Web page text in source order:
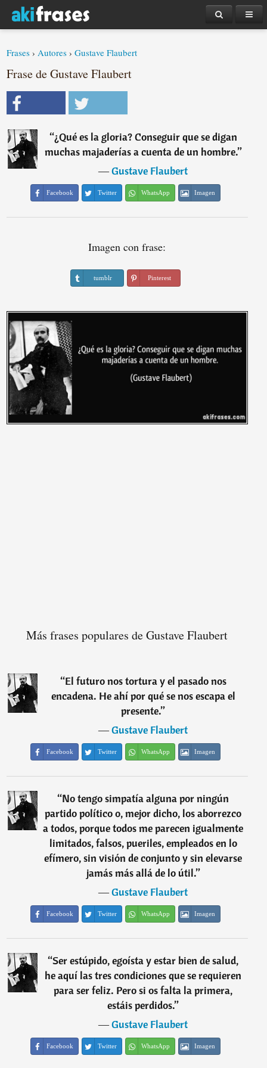
Frases ›Autores ›Gustave Flaubert
Frase de Gustave Flaubert
“¿Qué es la gloria? Conseguir que se digan
muchas majaderías a cuenta de un hombre.”
―Gustave Flaubert
Facebook Twitter WhatsApp Imagen
Imagen con frase:
tumblr Pinterest
Más frases populares de Gustave Flaubert
“El futuro nos tortura y el pasado nos
encadena. He ahí por qué se nos escapa el
presente.”
―Gustave Flaubert
Facebook Twitter WhatsApp Imagen
“No tengo simpatía alguna por ningún
partido político o, mejor dicho, los aborrezco
a todos, porque todos me parecen igualmente
limitados, falsos, pueriles, empleados en lo
efímero, sin visión de conjunto y sin elevarse
jamás más allá de lo útil.”
―Gustave Flaubert
Facebook Twitter WhatsApp Imagen
“Ser estúpido, egoísta y estar bien de salud,
he aquí las tres condiciones que se requieren
para ser feliz. Pero si os falta la primera,
estáis perdidos.”
―Gustave Flaubert
Facebook Twitter WhatsApp Imagen